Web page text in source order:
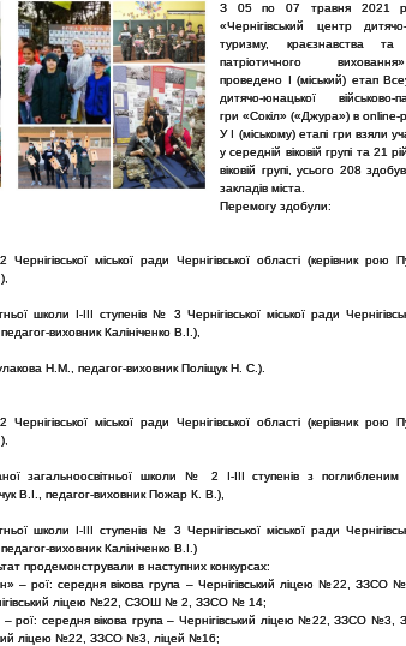
З 05 по 07 травня 2021
«Чернігівський центр
туризму, краєзнавства та
патріотичного
проведено І (міський) етап
дитячо-юнацької військово-
гри «Сокіл» («Джура») в online-
У I (міському) етапі гри взяли
у середній віковій групі та 21
віковій групі, усього 208
закладів міста.
Перемогу здобули:
міської ради Чернігівської області (керівник рою
школи І-ІІІ ступенів № 3 Чернігівської міської ради
виховник Калініченко В.І.),
Н.М., педагог-виховник Поліщук Н. С.).
міської ради Чернігівської області (керівник рою
загальноосвітньої школи № 2 І-ІІІ ступенів з поглибленим
В.І., педагог-виховник Пожар К. В.),
школи І-ІІІ ступенів № 3 Чернігівської міської ради
виховник Калініченко В.І.)
продемонстрували в наступних конкурсах:
– рої: середня вікова група – Чернігівський ліцею №22, ЗЗСО
ліцею №22, СЗОШ № 2, ЗЗСО № 14;
– рої: середня вікова група – Чернігівський ліцею №22, ЗЗСО
ліцею №22, ЗЗСО №3, ліцей №16;